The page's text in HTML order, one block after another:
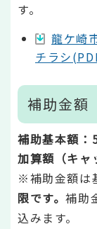
す。
龍ケ崎
チラシ
補助金額
補助基本額：
加算額（キャ
※補助金額は
限です。補助
込みます。